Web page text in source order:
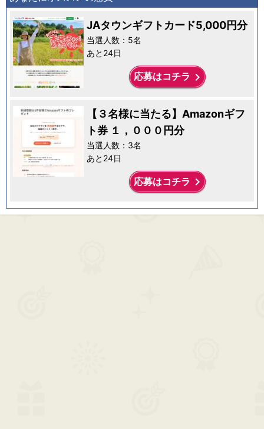
JAタウンギフトカード5,000円分
当選人数：5名
あと24日
応募はコチラ keyboard_arrow_right
【３名様に当たる】Amazonギフ
ト券 １，０００円分
当選人数：3名
あと24日
応募はコチラ keyboard_arrow_right